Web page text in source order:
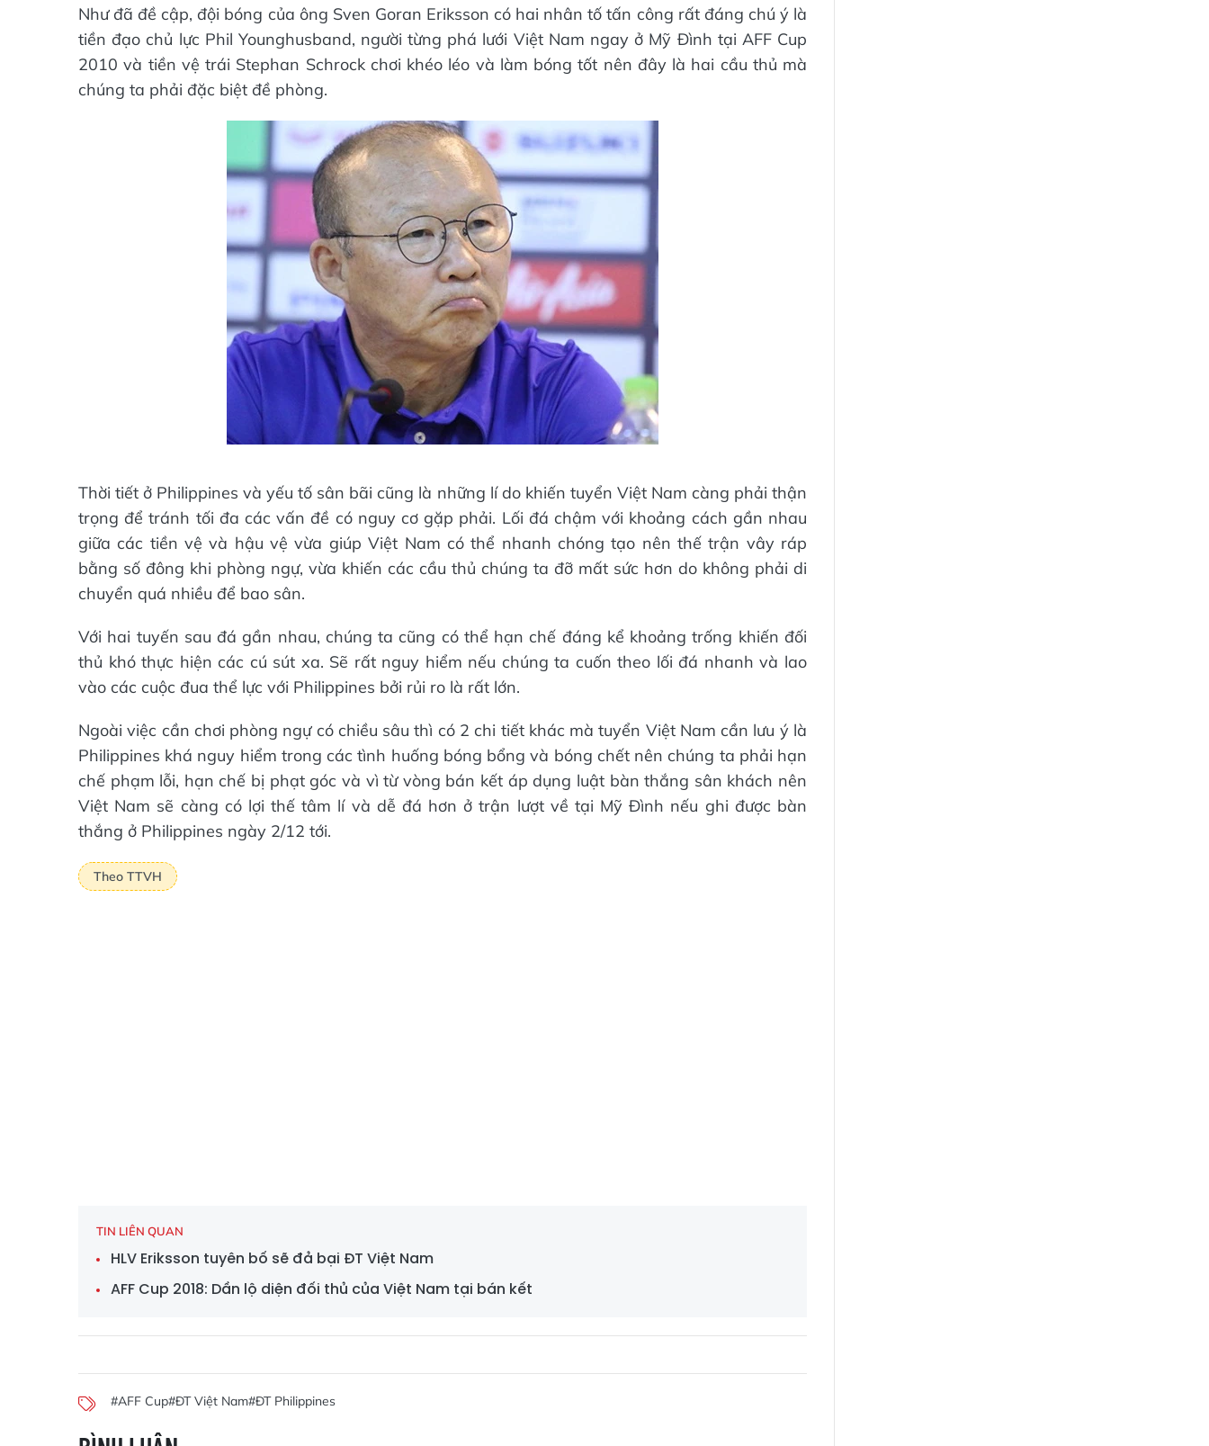
Như đã đề cập, đội bóng của ông Sven Goran Eriksson có hai nhân tố tấn công rất đáng chú ý là
tiền đạo chủ lực Phil Younghusband, người từng phá lưới Việt Nam ngay ở Mỹ Đình tại AFF Cup
2010 và tiền vệ trái Stephan Schrock chơi khéo léo và làm bóng tốt nên đây là hai cầu thủ mà
chúng ta phải đặc biệt đề phòng.
Thời tiết ở Philippines và yếu tố sân bãi cũng là những lí do khiến tuyển Việt Nam càng phải thận
trọng để tránh tối đa các vấn đề có nguy cơ gặp phải. Lối đá chậm với khoảng cách gần nhau
giữa các tiền vệ và hậu vệ vừa giúp Việt Nam có thể nhanh chóng tạo nên thế trận vây ráp
bằng số đông khi phòng ngự, vừa khiến các cầu thủ chúng ta đỡ mất sức hơn do không phải di
chuyển quá nhiều để bao sân.
Với hai tuyến sau đá gần nhau, chúng ta cũng có thể hạn chế đáng kể khoảng trống khiến đối
thủ khó thực hiện các cú sút xa. Sẽ rất nguy hiểm nếu chúng ta cuốn theo lối đá nhanh và lao
vào các cuộc đua thể lực với Philippines bởi rủi ro là rất lớn.
Ngoài việc cần chơi phòng ngự có chiều sâu thì có 2 chi tiết khác mà tuyển Việt Nam cần lưu ý là
Philippines khá nguy hiểm trong các tình huống bóng bổng và bóng chết nên chúng ta phải hạn
chế phạm lỗi, hạn chế bị phạt góc và vì từ vòng bán kết áp dụng luật bàn thắng sân khách nên
Việt Nam sẽ càng có lợi thế tâm lí và dễ đá hơn ở trận lượt về tại Mỹ Đình nếu ghi được bàn
thắng ở Philippines ngày 2/12 tới.
Theo TTVH
TIN LIÊN QUAN
HLV Eriksson tuyên bố sẽ đả bại ĐT Việt Nam
AFF Cup 2018: Dần lộ diện đối thủ của Việt Nam tại bán kết
#AFF Cup#ĐT Việt Nam#ĐT Philippines